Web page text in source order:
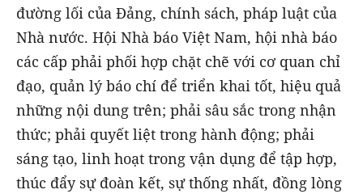
đường lối của Đảng, chính sách, pháp luật của
Nhà nước. Hội Nhà báo Việt Nam, hội nhà báo
các cấp phải phối hợp chặt chẽ với cơ quan chỉ
đạo, quản lý báo chí để triển khai tốt, hiệu quả
những nội dung trên; phải sâu sắc trong nhận
thức; phải quyết liệt trong hành động; phải
sáng tạo, linh hoạt trong vận dụng để tập hợp,
thúc đẩy sự đoàn kết, sự thống nhất, đồng lòng